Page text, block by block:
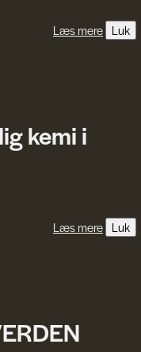
Læs mere Luk
kemi i
Læs mere Luk